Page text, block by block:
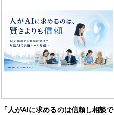
「人がAIに求めるのは信頼し相談で